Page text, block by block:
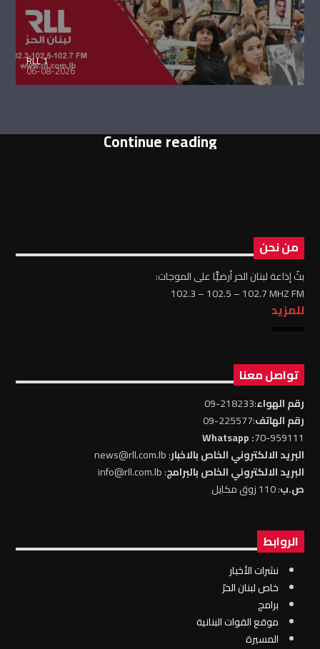
RLL 1
06-08-2026
Continue reading
من نحن
بثّ إذاعة لبنان الحر أرضيًّا على الموجات:
102.3 – 102.5 – 102.7 MHZ FM
للمزيد
تواصل معنا
رقم الهواء:218233-09
رقم الهاتف:225577-09
70-959111
: Whatsapp
البريد الالكتروني الخاص بالاخبار: news@rll.com.lb
البريد الالكتروني الخاص بالبرامج: info@rll.com.lb
ص.ب: 110 زوق مكايل
الروابط
نشرات الأخبار
خاص لبنان الحرّ
برامج
موقع القوات البنانية
المسيرة